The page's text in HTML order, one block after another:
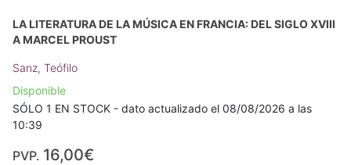
LA LITERATURA DE LA MÚSICA EN FRANCIA: DEL SIGLO XVIII
A MARCEL PROUST
Sanz, Teófilo
Disponible
SÓLO 1 EN STOCK - dato actualizado el 08/08/2026 a las
10:39
PVP. 16,00€